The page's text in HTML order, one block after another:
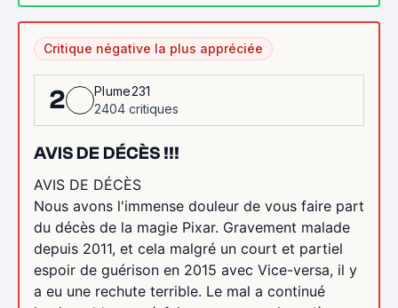
Critique négative la plus appréciée
2
Plume231
2404 critiques
AVIS DE DÉCÈS !!!
AVIS DE DÉCÈS
Nous avons l'immense douleur de vous faire part
du décès de la magie Pixar. Gravement malade
depuis 2011, et cela malgré un court et partiel
espoir de guérison en 2015 avec Vice-versa, il y
a eu une rechute terrible. Le mal a continué